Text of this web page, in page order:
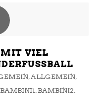
MIT VIEL
,ALLGEMEIN,
BAMBINI1,BAMBINI2,